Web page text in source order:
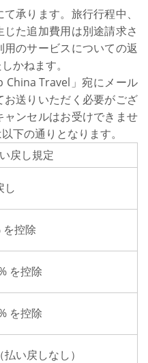
承ります。旅行行程中、
た追加費用は別途請求さ
のサービスについての返
かねます。
China Travel」宛にメール
送りいただく必要がござ
ンセルはお受けできませ
下の通りとなります。
戻し規定
し
を控除
を控除
を控除
い戻しなし）